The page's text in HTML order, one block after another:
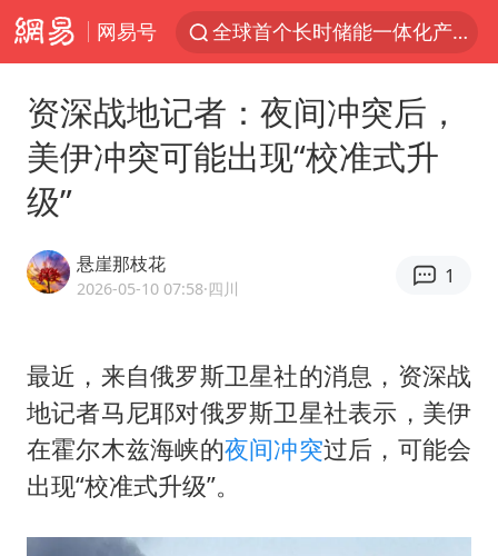
网易号
全球首个长时储能一体化产业园量产
四川宜宾市高县4.9级地震致1人死亡
国乒男单横滨冠军赛全军覆没
38岁演员求职万岁山NPC成功
日本试射“战斧”导弹，国防部回应
胡彦斌韩磊 谁帮谁
胡彦斌获《歌手2026》歌王
资深战地记者：夜间冲突后，
美伊冲突可能出现“校准式升
级”
悬崖那枝花
2026-05-10 07:58·四川
1
最近，来自俄罗斯卫星社的消息，资深战
地记者马尼耶对俄罗斯卫星社表示，美伊
在霍尔木兹海峡的夜间冲突过后，可能会
出现“校准式升级”。